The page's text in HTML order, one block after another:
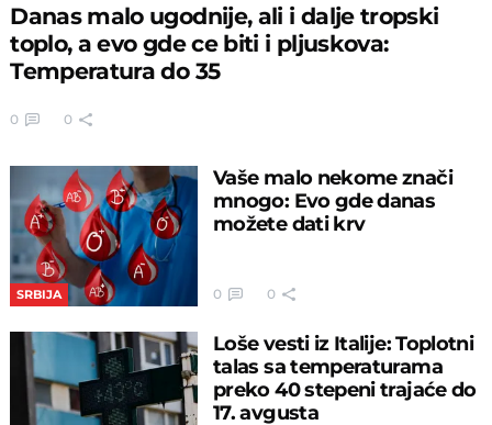
Danas malo ugodnije, ali i dalje tropski
toplo, a evo gde ce biti i pljuskova:
Temperatura do 35
0 0
SRBIJA
Vaše malo nekome znači
mnogo: Evo gde danas
možete dati krv
0 0
Loše vesti iz Italije: Toplotni
talas sa temperaturama
preko 40 stepeni trajaće do
17. avgusta